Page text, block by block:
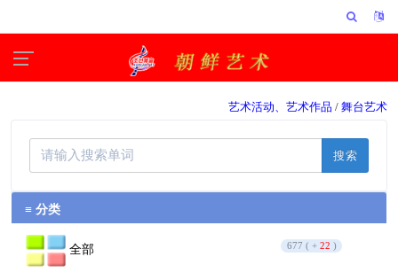
艺术活动、艺术作品 / 舞台艺术
搜索
≡ 分类
全部 677 ( + 22 )